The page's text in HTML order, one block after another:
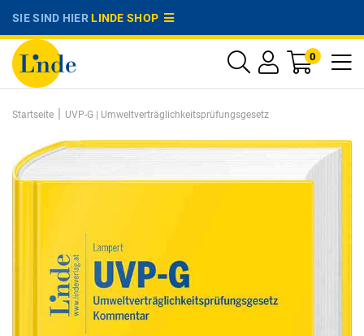
SIE SIND HIERLINDE SHOP
0
Startseite | UVP-G | Umweltverträglichkeitsprüfungsgesetz